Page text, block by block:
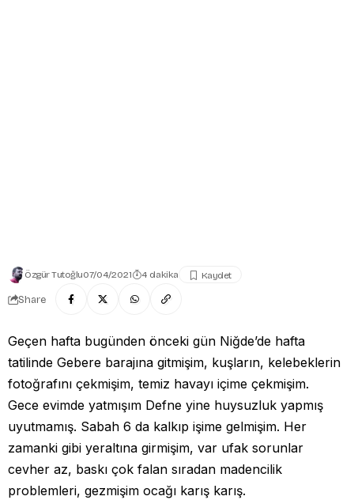
Özgür Tutoğlu07/04/2021 4 dakika
Share
Geçen hafta bugünden önceki gün Niğde’de hafta
tatilinde Gebere barajına gitmişim, kuşların, kelebeklerin
fotoğrafını çekmişim, temiz havayı içime çekmişim.
Gece evimde yatmışım Defne yine huysuzluk yapmış
uyutmamış. Sabah 6 da kalkıp işime gelmişim. Her
zamanki gibi yeraltına girmişim, var ufak sorunlar
cevher az, baskı çok falan sıradan madencilik
problemleri, gezmişim ocağı karış karış.